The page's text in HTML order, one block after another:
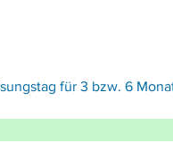
für 3 bzw. 6